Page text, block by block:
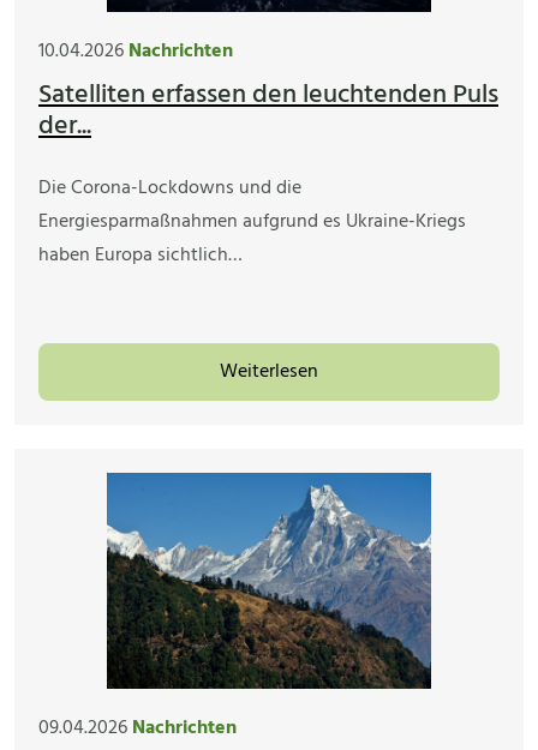
10.04.2026Nachrichten
Satelliten erfassen den leuchtenden Puls
der...
Die Corona-Lockdowns und die
Energiesparmaßnahmen aufgrund es Ukraine-Kriegs
haben Europa sichtlich…
Weiterlesen
09.04.2026Nachrichten